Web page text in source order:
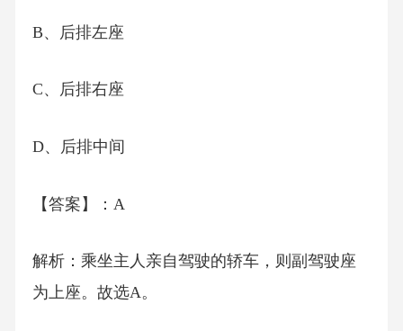
B、后排左座
C、后排右座
D、后排中间
【答案】：A
解析：乘坐主人亲自驾驶的轿车，则副驾驶座
为上座。故选A。